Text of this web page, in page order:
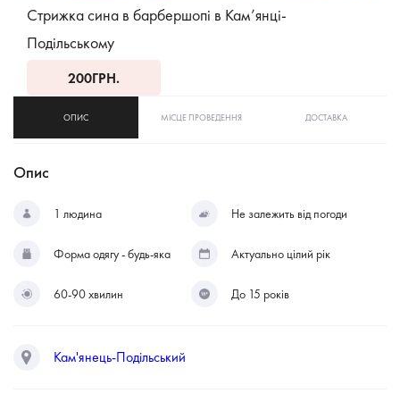
Стрижка сина в барбершопі в Кам’янці-
Подільському
200ГРН.
ОПИС МІСЦЕ ПРОВЕДЕННЯ ДОСТАВКА
Опис
1 людина Не залежить від погоди
Форма одягу - будь-яка Актуально цілий рік
60-90 хвилин До 15 років
Кам'янець-Подільський